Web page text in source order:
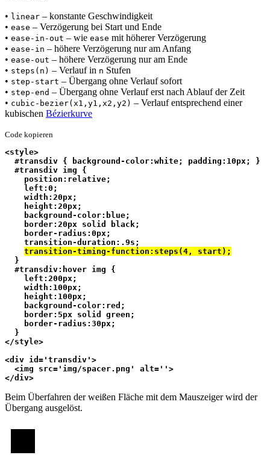
• linear – konstante Geschwindigkeit
• ease – Verzögerung bei Start und Ende
• ease-in-out – wie ease mit höherer Verzögerung
• ease-in – höhere Verzögerung nur am Anfang
• ease-out – höhere Verzögerung nur am Ende
• steps(n) – Verlauf in n Stufen
• step-start – Übergang ohne Verlauf sofort
• step-end – Übergang ohne Verlauf erst nach Ablauf der Zeit
• cubic-bezier(x1,y1,x2,y2) – Verlauf entsprechend einer
kubischen Bézierkurve
Code kopieren
<style>
  #transdiv { background-color:white; padding:10px; }
  #transdiv img {
    position:relative;
    left:0;
    width:20px;
    height:20px;
    background-color:blue;
    border:20px solid black;
    border-radius:0px;
    transition-duration:.9s;
transition-timing-function:steps(4, start);
  }
  #transdiv:hover img {
    left:200px;
    width:100px;
    height:100px;
    background-color:red;
    border:5px solid green;
    border-radius:30px;
  }
</style>
<div id='transdiv'>
  <img src='img/spacer.png' alt=''>
</div>
Beim Überfahren der weißen Fläche mit dem Mauszeiger wird der
Übergang ausgelöst.